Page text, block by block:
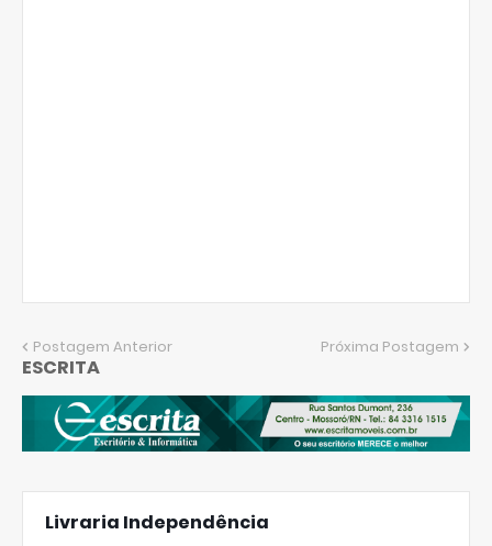
Postagem Anterior Próxima Postagem
ESCRITA
Livraria Independência